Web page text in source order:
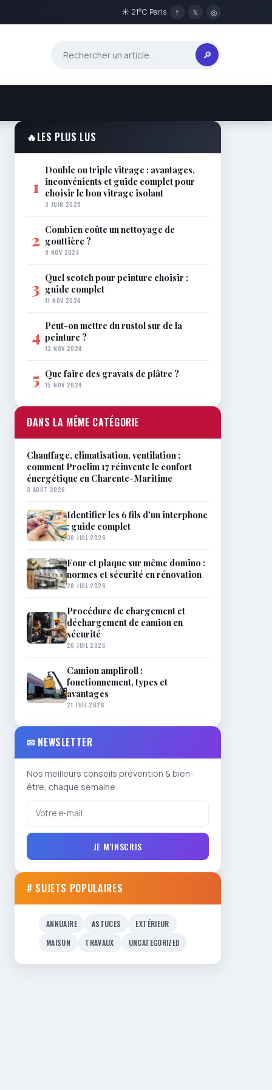
☀ 21°C Paris f 𝕏 ◎
🔎
🔥LES PLUS LUS
1
Double ou triple vitrage : avantages,
inconvénients et guide complet pour
choisir le bon vitrage isolant
3 JUIN 2025
2 Combien coûte un nettoyage de
gouttière ?
9 NOV 2024
3 Quel scotch pour peinture choisir :
guide complet
11 NOV 2024
4 Peut-on mettre du rustol sur de la
peinture ?
13 NOV 2024
5 Que faire des gravats de plâtre ?
15 NOV 2024
DANS LA MÊME CATÉGORIE
Chauffage, climatisation, ventilation :
comment Proclim 17 réinvente le confort
énergétique en Charente-Maritime
3 AOÛT 2026
Identifier les 6 fils d’un interphone
: guide complet
30 JUIL 2026
Four et plaque sur même domino :
normes et sécurité en rénovation
28 JUIL 2026
Procédure de chargement et
déchargement de camion en
sécurité
26 JUIL 2026
Camion ampliroll :
fonctionnement, types et
avantages
21 JUIL 2026
✉ NEWSLETTER
Nos meilleurs conseils prévention & bien-
être, chaque semaine.
JE M'INSCRIS
# SUJETS POPULAIRES
ANNUAIRE ASTUCES
EXTÉRIEUR
MAISON
TRAVAUX UNCATEGORIZED